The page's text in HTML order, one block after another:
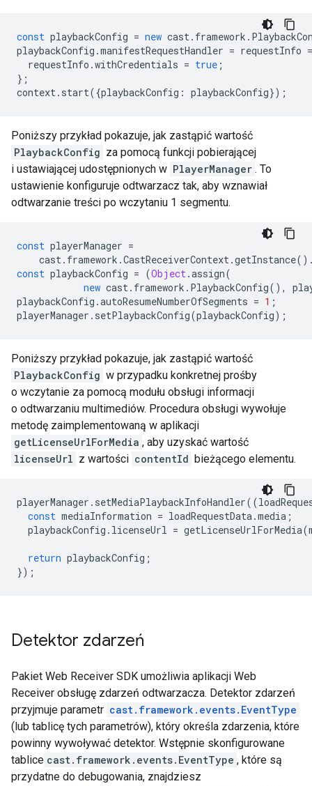
const playbackConfig = new cast. framework .
playbackConfig .manifestRequestHandler = requestInfo =
requestInfo .withCredentials = true ;
};
context. start({playbackConfig : playbackConfig});
Poniższy przykład pokazuje, jak zastąpić wartość
PlaybackConfig za pomocą funkcji pobierającej
i ustawiającej udostępnionych w PlayerManager . To
ustawienie konfiguruje odtwarzacz tak, aby wznawiał
odtwarzanie treści po wczytaniu 1 segmentu.
const playerManager =
cast. framework .CastReceiverContext.getInstance
const playbackConfig = (Object.assign(
new cast. framework . PlaybackConfig(),
playbackConfig .autoResumeNumberOfSegments = 1 ;
playerManager . setPlaybackConfig(playbackConfig);
Poniższy przykład pokazuje, jak zastąpić wartość
PlaybackConfig w przypadku konkretnej prośby
o wczytanie za pomocą modułu obsługi informacji
o odtwarzaniu multimediów. Procedura obsługi wywołuje
metodę zaimplementowaną w aplikacji
getLicenseUrlForMedia , aby uzyskać wartość
licenseUrl z wartości contentId bieżącego elementu.
playerManager . setMediaPlaybackInfoHandler((
const mediaInformation = loadRequestData.media ;
playbackConfig . licenseUrl = getLicenseUrlForMedia(
return playbackConfig ;
});
Detektor zdarzeń
Pakiet Web Receiver SDK umożliwia aplikacji Web
Receiver obsługę zdarzeń odtwarzacza. Detektor zdarzeń
przyjmuje parametr cast.framework.events.EventType
(lub tablicę tych parametrów), który określa zdarzenia, które
powinny wywoływać detektor. Wstępnie skonfigurowane
tablice cast.framework.events.EventType , które są
przydatne do debugowania, znajdziesz